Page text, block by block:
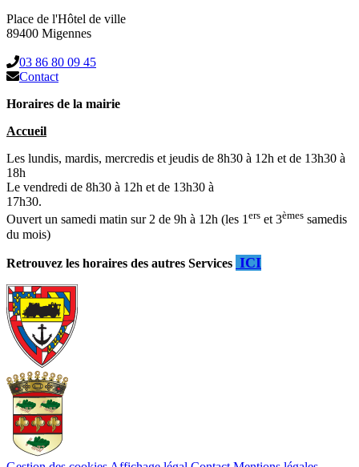
Place de l'Hôtel de ville
89400 Migennes
03 86 80 09 45
Contact
Horaires de la mairie
Accueil
Les lundis, mardis, mercredis et jeudis de 8h30 à 12h et de 13h30 à
18h
Le vendredi de 8h30 à 12h et de 13h30 à
17h30.
Ouvert un samedi matin sur 2 de 9h à 12h (les 1ers et 3èmes samedis
du mois)
Retrouvez les horaires des autres Services ICI